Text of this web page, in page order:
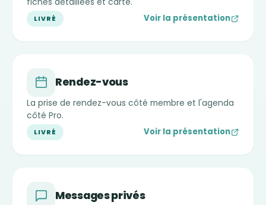
LIVRÉ Voir la présentation
Rendez-vous
La prise de rendez-vous côté membre et l'agenda
côté Pro.
LIVRÉ Voir la présentation
Messages privés